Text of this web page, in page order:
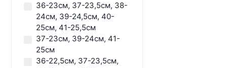
36-23см, 37-23,5см, 38-
24см, 39-24,5см, 40-
25см, 41-25,5см
37-23см, 39-24см, 41-
25см
36-22,5см, 37-23,5см,